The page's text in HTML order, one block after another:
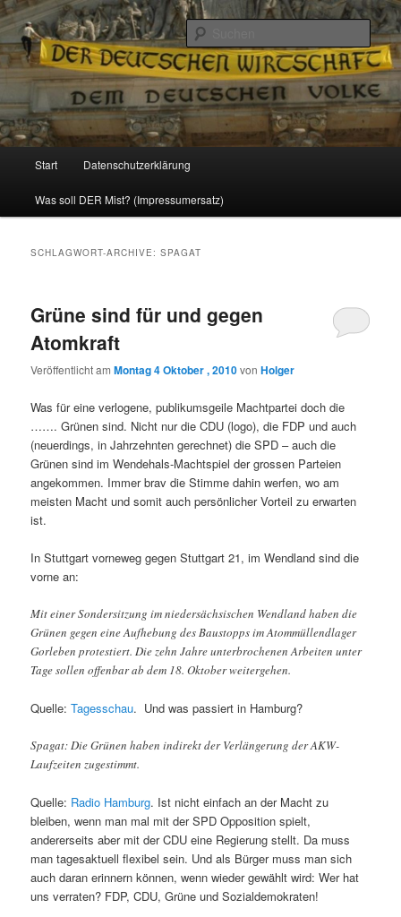
Reizzentrum
Politik, Wirtschaft, Soziales und Gesellschaft
Zum
Inhalt
Zum
sekundären
Start Datenschutzerklärung
Was soll DER Mist? (Impressumersatz)
SCHLAGWORT-ARCHIVE:SPAGAT
Grüne sind für und gegen
Atomkraft
Veröffentlicht amMontag 4 Oktober , 2010vonHolger
Was für eine verlogene, publikumsgeile Machtpartei doch die
……. Grünen sind. Nicht nur die CDU (logo), die FDP und auch
(neuerdings, in Jahrzehnten gerechnet) die SPD – auch die
Grünen sind im Wendehals-Machtspiel der grossen Parteien
angekommen. Immer brav die Stimme dahin werfen, wo am
meisten Macht und somit auch persönlicher Vorteil zu erwarten
ist.
In Stuttgart vorneweg gegen Stuttgart 21, im Wendland sind die
vorne an:
Mit einer Sondersitzung im niedersächsischen Wendland haben die
Grünen gegen eine Aufhebung des Baustopps im Atommüllendlager
Gorleben protestiert. Die zehn Jahre unterbrochenen Arbeiten unter
Tage sollen offenbar ab dem 18. Oktober weitergehen.
Quelle:Tagesschau. Und was passiert in Hamburg?
Spagat: Die Grünen haben indirekt der Verlängerung der AKW-
Laufzeiten zugestimmt.
Quelle: Radio Hamburg. Ist nicht einfach an der Macht zu
bleiben, wenn man mal mit der SPD Opposition spielt,
andererseits aber mit der CDU eine Regierung stellt. Da muss
man tagesaktuell flexibel sein. Und als Bürger muss man sich
auch daran erinnern können, wenn wieder gewählt wird: Wer hat
uns verraten? FDP, CDU, Grüne und Sozialdemokraten!